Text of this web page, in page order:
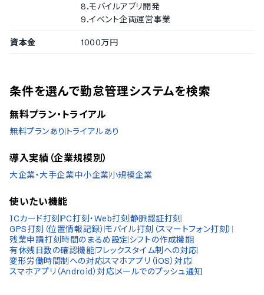
8.モバイルアブリ開発
9.イベント企両運営事業
資本金 1000万円
条件を選んで勤怠管理システムを検索
無料プラン・トライアル
無料プランあり トライアルあり
導入実績（企業規模別）
大企業・大手企業中小企業小規模企業
使いたい機能
ICカード打刻 PC打刻・Web打刻 静脈認証打刻
GPS打刻（位置情報記録）モバイル打刻（スマートフォン打刻）
残業申請打刻時間のまるめ設定シフトの作成機能
有休残日数の確認機能フレックスタイム制への対応
変形労働時間制への対応スマホアプリ（iOS）対応
スマホアプリ（Android）対応メールでのプッシュ通知